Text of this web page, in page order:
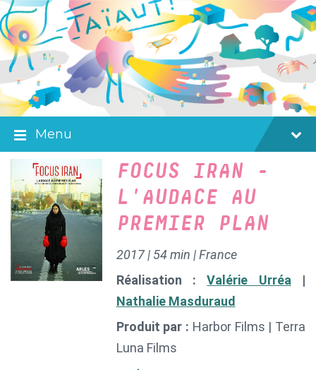
Skip
to
content
Skip
to
main
navigation
Skip
to
footer
Menu
FOCUS IRAN -
L'AUDACE AU
PREMIER PLAN
2017 | 54 min | France
Réalisation :Valérie Urréa|
Nathalie Masduraud
Produit par : Harbor Films | Terra
Luna Films